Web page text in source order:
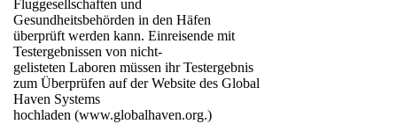
Fluggesellschaften und
Gesundheitsbehörden in den Häfen
überprüft werden kann. Einreisende mit
Testergebnissen von nicht-
gelisteten Laboren müssen ihr Testergebnis
zum Überprüfen auf der Website des Global
Haven Systems
hochladen (www.globalhaven.org.)